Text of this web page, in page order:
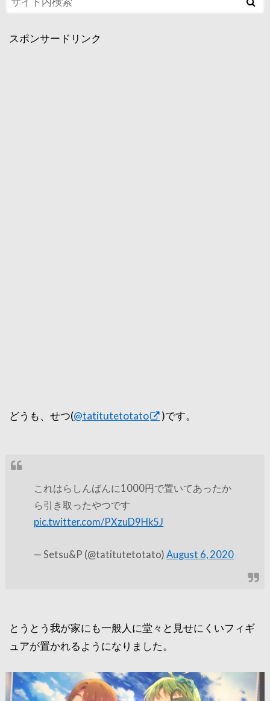
スポンサードリンク
どうも、せつ(@tatitutetotato )です。
これはらしんばんに1000円で置いてあったか
ら引き取ったやつです
pic.twitter.com/PXzuD9Hk5J
— Setsu&P (@tatitutetotato)August 6, 2020
とうとう我が家にも一般人に堂々と見せにくいフィギ
ュアが置かれるようになりました。